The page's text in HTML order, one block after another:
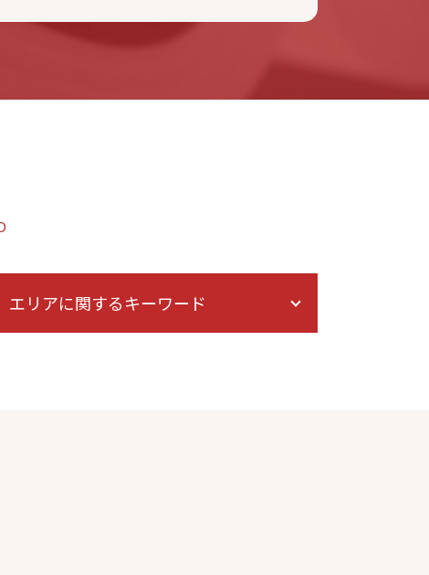
エリアに関するキーワード